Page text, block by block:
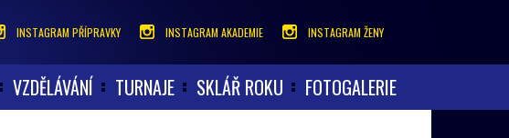
INSTAGRAM PŘÍPRAVKY INSTAGRAM AKADEMIE INSTAGRAM ŽENY
VZDĚLÁVÁNÍ TURNAJE SKLÁŘ ROKU FOTOGALERIE